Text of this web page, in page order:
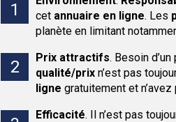
cet annuaire en ligne. Les
planète en limitant
Prix attractifs. Besoin
qualité/prix n’est pas
ligne gratuitement et n’avez
Efficacité. Il n’est pas